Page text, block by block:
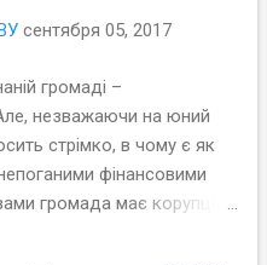
сентября 05, 2017
громаді –
незважаючи на юний
стрімко, в чому є як
фінансовими
громада має корупційні